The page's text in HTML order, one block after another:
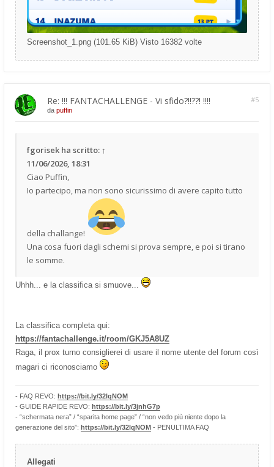
Screenshot_1.png (101.65 KiB) Visto 16382 volte
Re: !!! FANTACHALLENGE - Vi sfido?!!??! !!!! #5
da puffin
fgorisek ha scritto: ↑
11/06/2026, 18:31
Ciao Puffin,
Io partecipo, ma non sono sicurissimo di avere capito tutto
della challange!
Una cosa fuori dagli schemi si prova sempre, e poi si tirano
le somme.
Uhhh... e la classifica si smuove...
La classifica completa qui:
https://fantachallenge.it/room/GKJ5A8UZ
Raga, il prox turno consiglierei di usare il nome utente del forum così
magari ci riconosciamo
- FAQ REVO: https://bit.ly/32lqNOM
- GUIDE RAPIDE REVO: https://bit.ly/3jnhG7p
- “schermata nera” / “sparita home page” / “non vedo più niente dopo la
generazione del sito”: https://bit.ly/32lqNOM - PENULTIMA FAQ
Allegati